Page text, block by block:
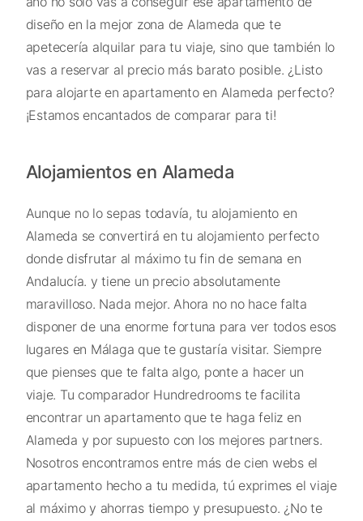
diseño en la mejor zona de Alameda que te
apetecería alquilar para tu viaje, sino que también lo
vas a reservar al precio más barato posible. ¿Listo
para alojarte en apartamento en Alameda perfecto?
¡Estamos encantados de comparar para ti!
Alojamientos en Alameda
Aunque no lo sepas todavía, tu alojamiento en
Alameda se convertirá en tu alojamiento perfecto
donde disfrutar al máximo tu fin de semana en
Andalucía. y tiene un precio absolutamente
maravilloso. Nada mejor. Ahora no no hace falta
disponer de una enorme fortuna para ver todos esos
lugares en Málaga que te gustaría visitar. Siempre
que pienses que te falta algo, ponte a hacer un
viaje. Tu comparador Hundredrooms te facilita
encontrar un apartamento que te haga feliz en
Alameda y por supuesto con los mejores partners.
Nosotros encontramos entre más de cien webs el
apartamento hecho a tu medida, tú exprimes el viaje
al máximo y ahorras tiempo y presupuesto. ¿No te